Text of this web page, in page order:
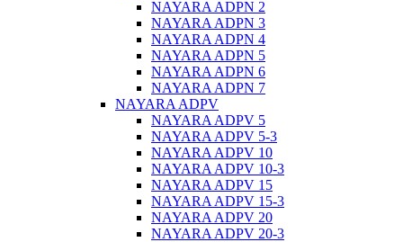
NAYARA ADPN 2
NAYARA ADPN 3
NAYARA ADPN 4
NAYARA ADPN 5
NAYARA ADPN 6
NAYARA ADPN 7
NAYARA ADPV
NAYARA ADPV 5
NAYARA ADPV 5-3
NAYARA ADPV 10
NAYARA ADPV 10-3
NAYARA ADPV 15
NAYARA ADPV 15-3
NAYARA ADPV 20
NAYARA ADPV 20-3